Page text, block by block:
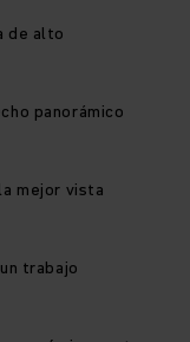
de alto
panorámico
mejor vista
trabajo